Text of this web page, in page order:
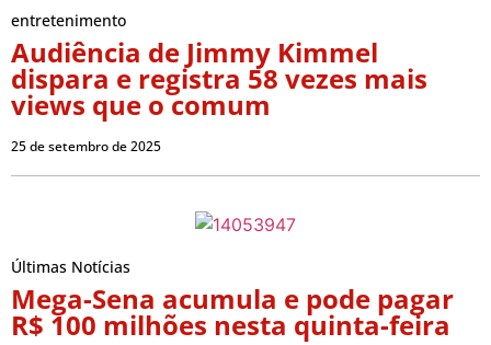
entretenimento
Audiência de Jimmy Kimmel
dispara e registra 58 vezes mais
views que o comum
25 de setembro de 2025
Últimas Notícias
Mega-Sena acumula e pode pagar
R$ 100 milhões nesta quinta-feira